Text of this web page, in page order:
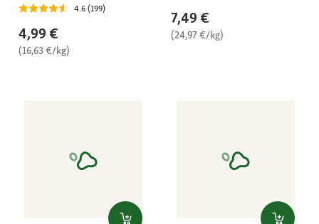
4.6 (199)
4,99 €
(16,63 €/kg)
7,49 €
(24,97 €/kg)